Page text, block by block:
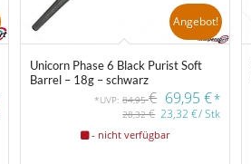
Unicorn Phase 6 Black Purist Soft
Barrel – 18g – schwarz
*UVP: 84,95€ 69,95€*
Angebot!
28,32€ 23,32€/Stk
- nicht verfügbar